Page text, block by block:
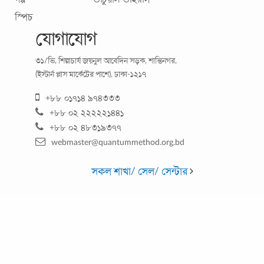
আমরা সবসময় নিজেকে অন্যের চেয়ে বুদ্ধিমান, যোগ্য ও শ্রেষ্ঠ হিসেবে
তুলে ধরার জন্যে সচেষ্ট থাকি। কারণ বর্তমান যুগ হচ্ছে প্রতিদ্বন্দ্বিতার
...
স্পিচ
যোগাযোগ
৩১/ভি, শিল্পাচার্য জয়নুল আবেদিন সড়ক, শান্তিনগর,
(ইস্টার্ন প্লাস মার্কেটের পাশে), ঢাকা-১২১৭
+৮৮ ০১৭১৪ ৯৭৪৩৩৩
+৮৮ ০২ ২২২২২১৪৪১
+৮৮ ০২ ৪৮৩১৯৩৭৭
webmaster@quantummethod.org.bd
সকল শাখা/ সেল/ সেন্টার